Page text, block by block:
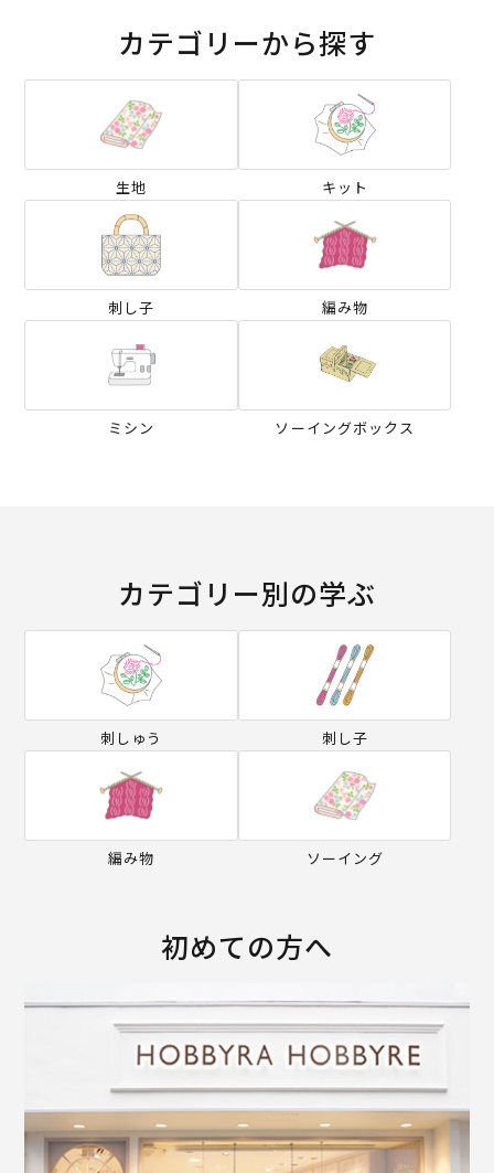
カテゴリーから探す
生地 キット
刺し子 編み物
ミシン ソーイングボックス
カテゴリー別の学ぶ
刺しゅう 刺し子
編み物 ソーイング
初めての方へ